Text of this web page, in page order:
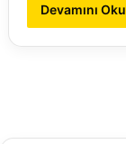
Devamını